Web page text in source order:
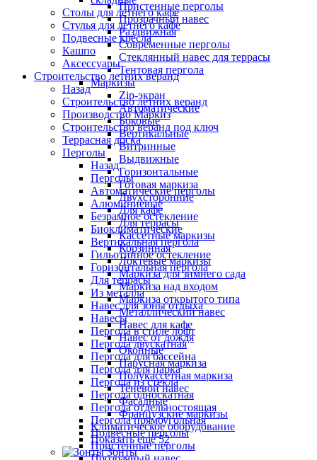
Пристенные перголы
Прозрачный навес
Раздвижная
Современные перголы
Стеклянный навес для террасы
Тентовая пергола
Маркизы
Zip-экран
Автоматические
Боковые
Вертикальные
Витринные
Выдвижные
Горизонтальные
Готовая маркиза
Двухсторонние
Для кафе
Для террасы
Кассетные маркизы
Корзинная
Локтевые маркизы
Маркиза для зимнего сада
Маркиза над входом
Маркиза открытого типа
Металлический навес
Навес для кафе
Навес от дождя
Оконные
Парусная маркиза
Полукассетная маркиза
Теневой навес
Фасадные
Французские маркизы
Климатическое оборудование
Показать ещё 52
Зонты
Столы для летнего кафе
Стулья для летнего кафе
Подвесные кресла
Кашпо
Аксессуары
Строительство летних веранд
Назад
Строительство летних веранд
Производство Маркиз
Строительство веранд под ключ
Террасная доска
Перголы
Назад
Перголы
Автоматические перголы
Алюминиевые
Безрамное остекление
Биоклиматические
Вертикальная пергола
Гильотинное остекление
Горизонтальная пергола
Для террасы
Из металла
Навес для зоны отдыха
Навесы
Пергола в стиле лофт
Пергола двускатная
Пергола для бассейна
Пергола для парка
Пергола из стекла
Пергола односкатная
Пергола отдельностоящая
Пергола прямоугольная
Подвесные перголы
Пристенные перголы